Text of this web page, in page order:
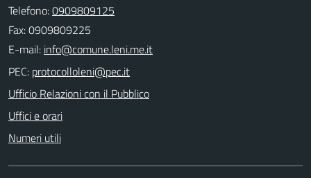
Telefono:0909809125
Fax: 0909809225
E-mail:
PEC:
Ufficio Relazioni con il Pubblico
Uffici e orari
Numeri utili